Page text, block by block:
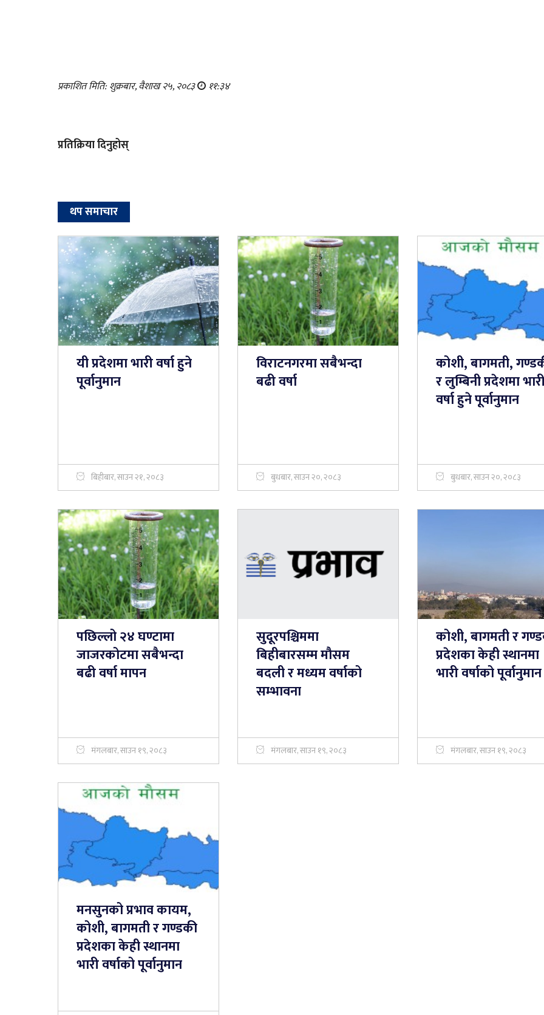
प्रकाशित मिति: शुक्रबार, वैशाख २५, २०८३ ११:३४
प्रतिक्रिया दिनुहोस्
थप समाचार
यी प्रदेशमा भारी वर्षा हुने
पूर्वानुमान
बिहीबार, साउन २१, २०८३
विराटनगरमा सबैभन्दा
बढी वर्षा
बुधबार, साउन २०, २०८३
कोशी, बागमती,
र लुम्बिनी प्रदेशमा
वर्षा हुने पूर्वानुमान
बुधबार, साउन २०, २०८३
पछिल्लो २४ घण्टामा
जाजरकोटमा सबैभन्दा
बढी वर्षा मापन
मंगलबार, साउन १९, २०८३
सुदूरपश्चिममा
बिहीबारसम्म मौसम
बदली र मध्यम वर्षाको
सम्भावना
मंगलबार, साउन १९, २०८३
कोशी, बागमती र
प्रदेशका केही स्थानमा
भारी वर्षाको पूर्वानुमान
मंगलबार, साउन १९, २०८३
मनसुनको प्रभाव कायम,
कोशी, बागमती र गण्डकी
प्रदेशका केही स्थानमा
भारी वर्षाको पूर्वानुमान